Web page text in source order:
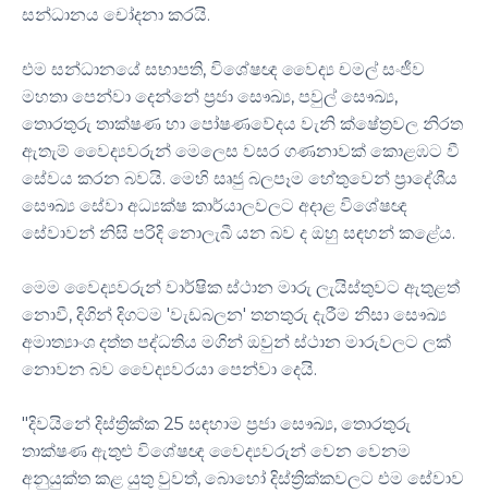
සන්ධානය චෝදනා කරයි.
එම සන්ධානයේ සභාපති, විශේෂඥ වෛද්‍ය චමල් සංජීව
මහතා පෙන්වා දෙන්නේ ප්‍රජා සෞඛ්‍ය, පවුල් සෞඛ්‍ය,
තොරතුරු තාක්ෂණ හා පෝෂණවේදය වැනි ක්ෂේත්‍රවල නිරත
ඇතැම් වෛද්‍යවරුන් මෙලෙස වසර ගණනාවක් කොළඹට වී
සේවය කරන බවයි. මෙහි සෘජු බලපෑම හේතුවෙන් ප්‍රාදේශීය
සෞඛ්‍ය සේවා අධ්‍යක්ෂ කාර්යාලවලට අදාළ විශේෂඥ
සේවාවන් නිසි පරිදි නොලැබී යන බව ද ඔහු සඳහන් කළේය.
මෙම වෛද්‍යවරුන් වාර්ෂික ස්ථාන මාරු ලැයිස්තුවට ඇතුළත්
නොවී, දිගින් දිගටම 'වැඩබලන' තනතුරු දැරීම නිසා සෞඛ්‍ය
අමාත්‍යාංශ දත්ත පද්ධතිය මගින් ඔවුන් ස්ථාන මාරුවලට ලක්
නොවන බව වෛද්‍යවරයා පෙන්වා දෙයි.
"දිවයිනේ දිස්ත්‍රික්ක 25 සඳහාම ප්‍රජා සෞඛ්‍ය, තොරතුරු
තාක්ෂණ ඇතුළු විශේෂඥ වෛද්‍යවරුන් වෙන වෙනම
අනුයුක්ත කළ යුතු වුවත්, බොහෝ දිස්ත්‍රික්කවලට එම සේවාව